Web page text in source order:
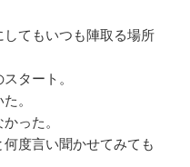
てもいつも陣取る場所
タート。
。
った。
何度言い聞かせてみても